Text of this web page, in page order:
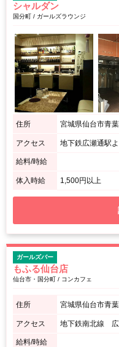
シャルダン
国分町 / ガールズラウンジ
住所 宮城県仙台市青
アクセス
給料/時給
体入時給 1,500円以上
ガールズバー
もふる仙台店
仙台市・国分町 / コンカフェ
住所 宮城県仙台市青
アクセス
給料/時給